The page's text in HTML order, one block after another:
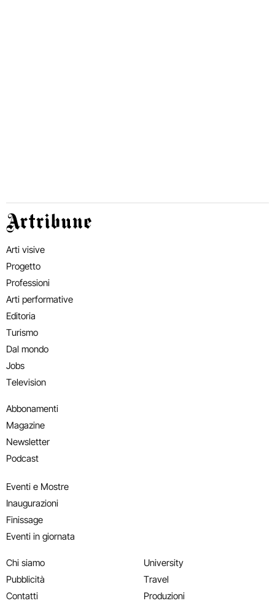
Artribune
Arti visive
Progetto
Professioni
Arti performative
Editoria
Turismo
Dal mondo
Jobs
Television
Abbonamenti
Magazine
Newsletter
Podcast
Eventi e Mostre
Inaugurazioni
Finissage
Eventi in giornata
Chi siamo
Pubblicità
Contatti
University
Travel
Produzioni